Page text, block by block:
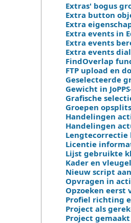
Extras' bogus
Extra button
Extra
Extra events in
Extra events
Extra events
FindOverlap
FTP upload en
Geselecteerde
Gewicht in
Grafische
Groepen
Handelingen
Handelingen
Licentie
Lijst gebruikte
Kader en
Nieuw script
Opvragen in
Opzoeken
Profiel richting
Project als
Project